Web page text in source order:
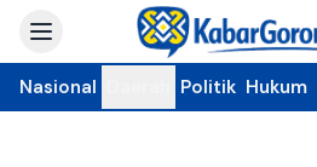
Nasional Politik Hukum